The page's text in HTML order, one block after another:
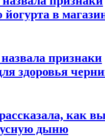
йогурта в
признаки
здоровья
как
дыню